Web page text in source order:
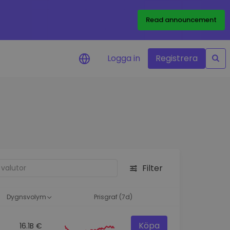
Read announcement
Logga in Registrera
Filter
Dygnsvolym Prisgraf (7d)
16.1B € Köpa